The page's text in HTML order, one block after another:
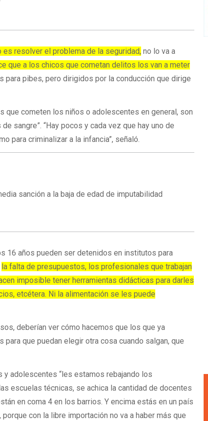
es resolver el problema de la seguridad, no lo va a
que a los chicos que cometan delitos los van a meter
para pibes, pero dirigidos por la conducción que dirige
que cometen los niños o adolescentes en general, son
sangre”. “Hay pocos y cada vez que hay uno de
para criminalizar a la infancia”, señaló.
sanción a la baja de edad de imputabilidad
16 años pueden ser detenidos en institutos para
la falta de presupuestos, los profesionales que trabajan
imposible tener herramientas didácticas para darles
etcétera. Ni la alimentación se les puede
deberían ver cómo hacemos que los que ya
que puedan elegir otra cosa cuando salgan, que
y adolescentes “les estamos rebajando los
escuelas técnicas, se achica la cantidad de docentes
en coma 4 en los barrios. Y encima estás en un país
con la libre importación no va a haber más que